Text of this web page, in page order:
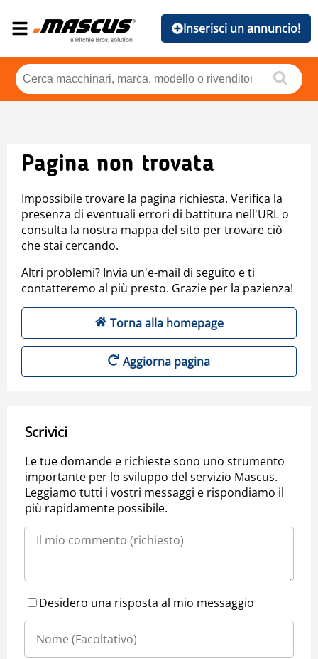
Inserisci un annuncio!
Pagina non trovata
Impossibile trovare la pagina richiesta. Verifica la
presenza di eventuali errori di battitura nell'URL o
consulta la nostra mappa del sito per trovare ciò
che stai cercando.
Altri problemi? Invia un'e-mail di seguito e ti
contatteremo al più presto. Grazie per la pazienza!
Torna alla homepage
Aggiorna pagina
Scrivici
Le tue domande e richieste sono uno strumento
importante per lo sviluppo del servizio Mascus.
Leggiamo tutti i vostri messaggi e rispondiamo il
più rapidamente possibile.
Desidero una risposta al mio messaggio